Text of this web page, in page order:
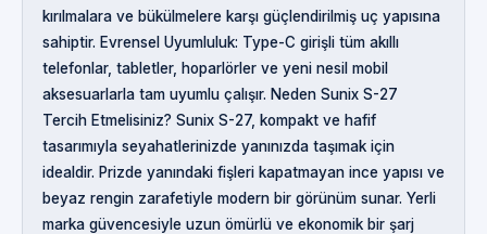
kırılmalara ve bükülmelere karşı güçlendirilmiş uç yapısına
sahiptir. Evrensel Uyumluluk: Type-C girişli tüm akıllı
telefonlar, tabletler, hoparlörler ve yeni nesil mobil
aksesuarlarla tam uyumlu çalışır. Neden Sunix S-27
Tercih Etmelisiniz? Sunix S-27, kompakt ve hafif
tasarımıyla seyahatlerinizde yanınızda taşımak için
idealdir. Prizde yanındaki fişleri kapatmayan ince yapısı ve
beyaz rengin zarafetiyle modern bir görünüm sunar. Yerli
marka güvencesiyle uzun ömürlü ve ekonomik bir şarj